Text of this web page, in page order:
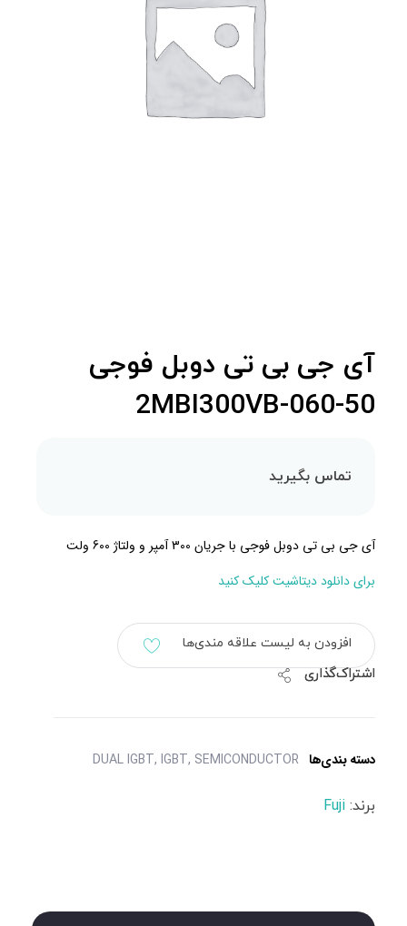
آى جى بى تى دوبل فوجی
2MBI300VB-060-50
تماس بگیرید
آى جى بى تى دوبل فوجی با جریان 300 آمپر و ولتاژ 600 ولت
برای دانلود دیتاشیت کلیک کنید
افزودن به لیست علاقه مندی‌ها
اشتراک‌گذاری
دسته بندی‌ها DUAL IGBT,IGBT, SEMICONDUCTOR
برند: Fuji